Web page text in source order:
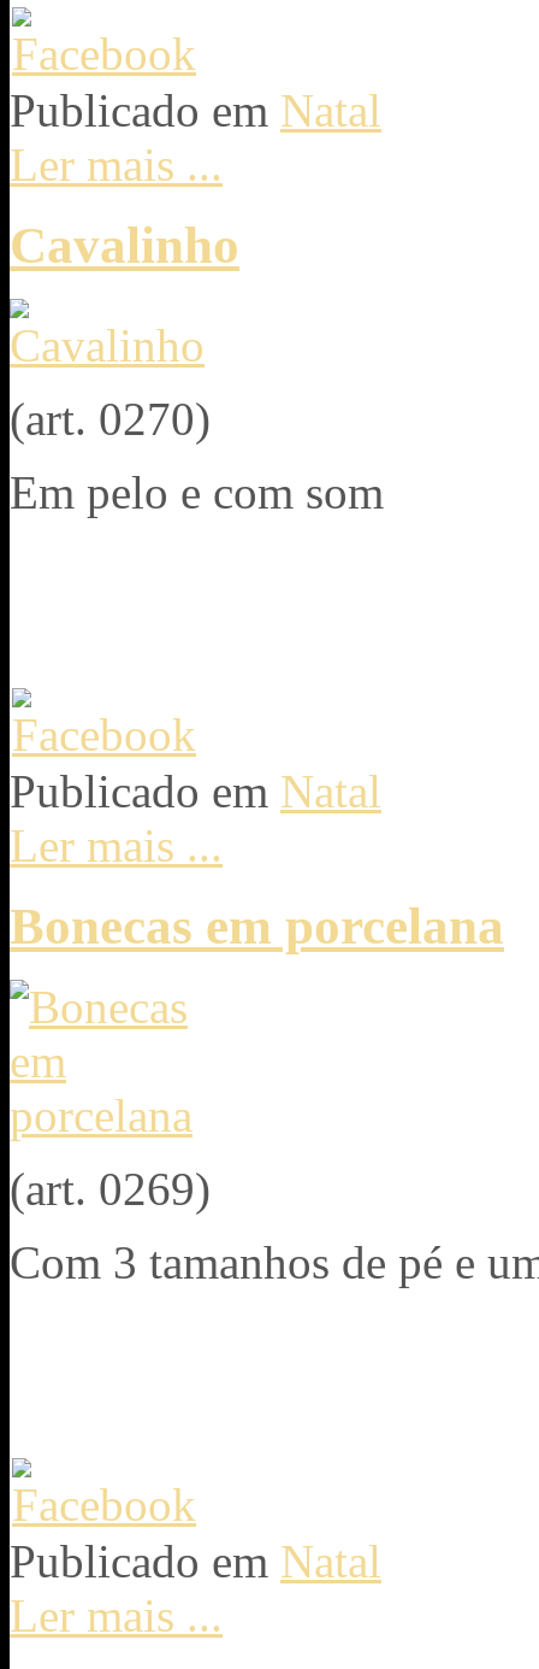
Publicado em Natal
Ler mais ...
Cavalinho
(art. 0270)
Em pelo e com som
Publicado em Natal
Ler mais ...
Bonecas em porcelana
(art. 0269)
Com 3 tamanhos de pé e
Publicado em Natal
Ler mais ...